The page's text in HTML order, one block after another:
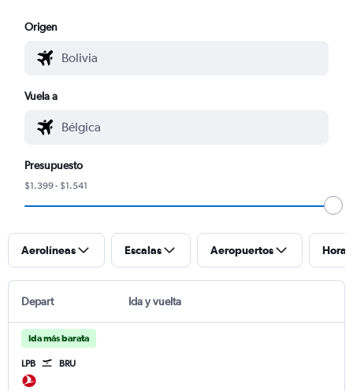
Origen
Vuela a
Presupuesto
$1.399 - $1.541
Aerolíneas Escalas Aeropuertos
Depart Ida y vuelta
Ida más barata
LPB BRU